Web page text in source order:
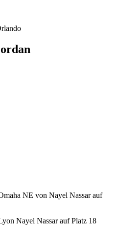
NE von Nayel Nassar auf
Nayel Nassar auf Platz 18